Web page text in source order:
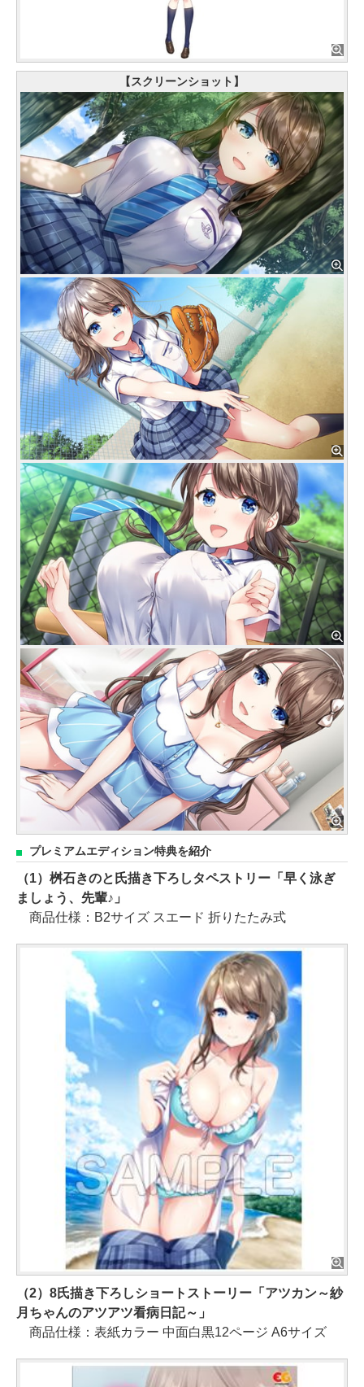
【スクリーンショット】
プレミアムエディション特典を紹介
（1）桝石きのと氏描き下ろしタペストリー「早く泳ぎ
ましょう、先輩♪」
商品仕様：B2サイズ スエード 折りたたみ式
（2）8氏描き下ろしショートストーリー「アツカン～紗
月ちゃんのアツアツ看病日記～」
商品仕様：表紙カラー 中面白黒12ページ A6サイズ